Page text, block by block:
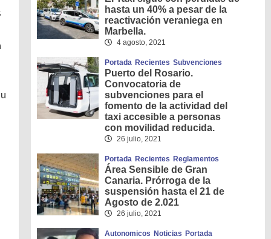
hasta un 40% a pesar de la
reactivación veraniega en
Marbella.
4 agosto, 2021
Portada Recientes Subvenciones
Puerto del Rosario.
Convocatoria de
subvenciones para el
fomento de la actividad del
taxi accesible a personas
con movilidad reducida.
26 julio, 2021
Portada Recientes Reglamentos
Área Sensible de Gran
Canaria. Prórroga de la
suspensión hasta el 21 de
Agosto de 2.021
26 julio, 2021
Autonomicos Noticias Portada